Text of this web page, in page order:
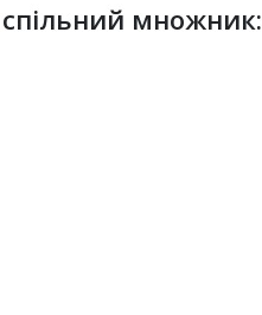
множник: